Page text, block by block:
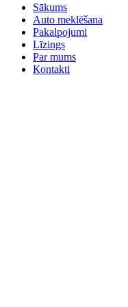
Sākums
Auto meklēšana
Pakalpojumi
Līzings
Par mums
Кontakti